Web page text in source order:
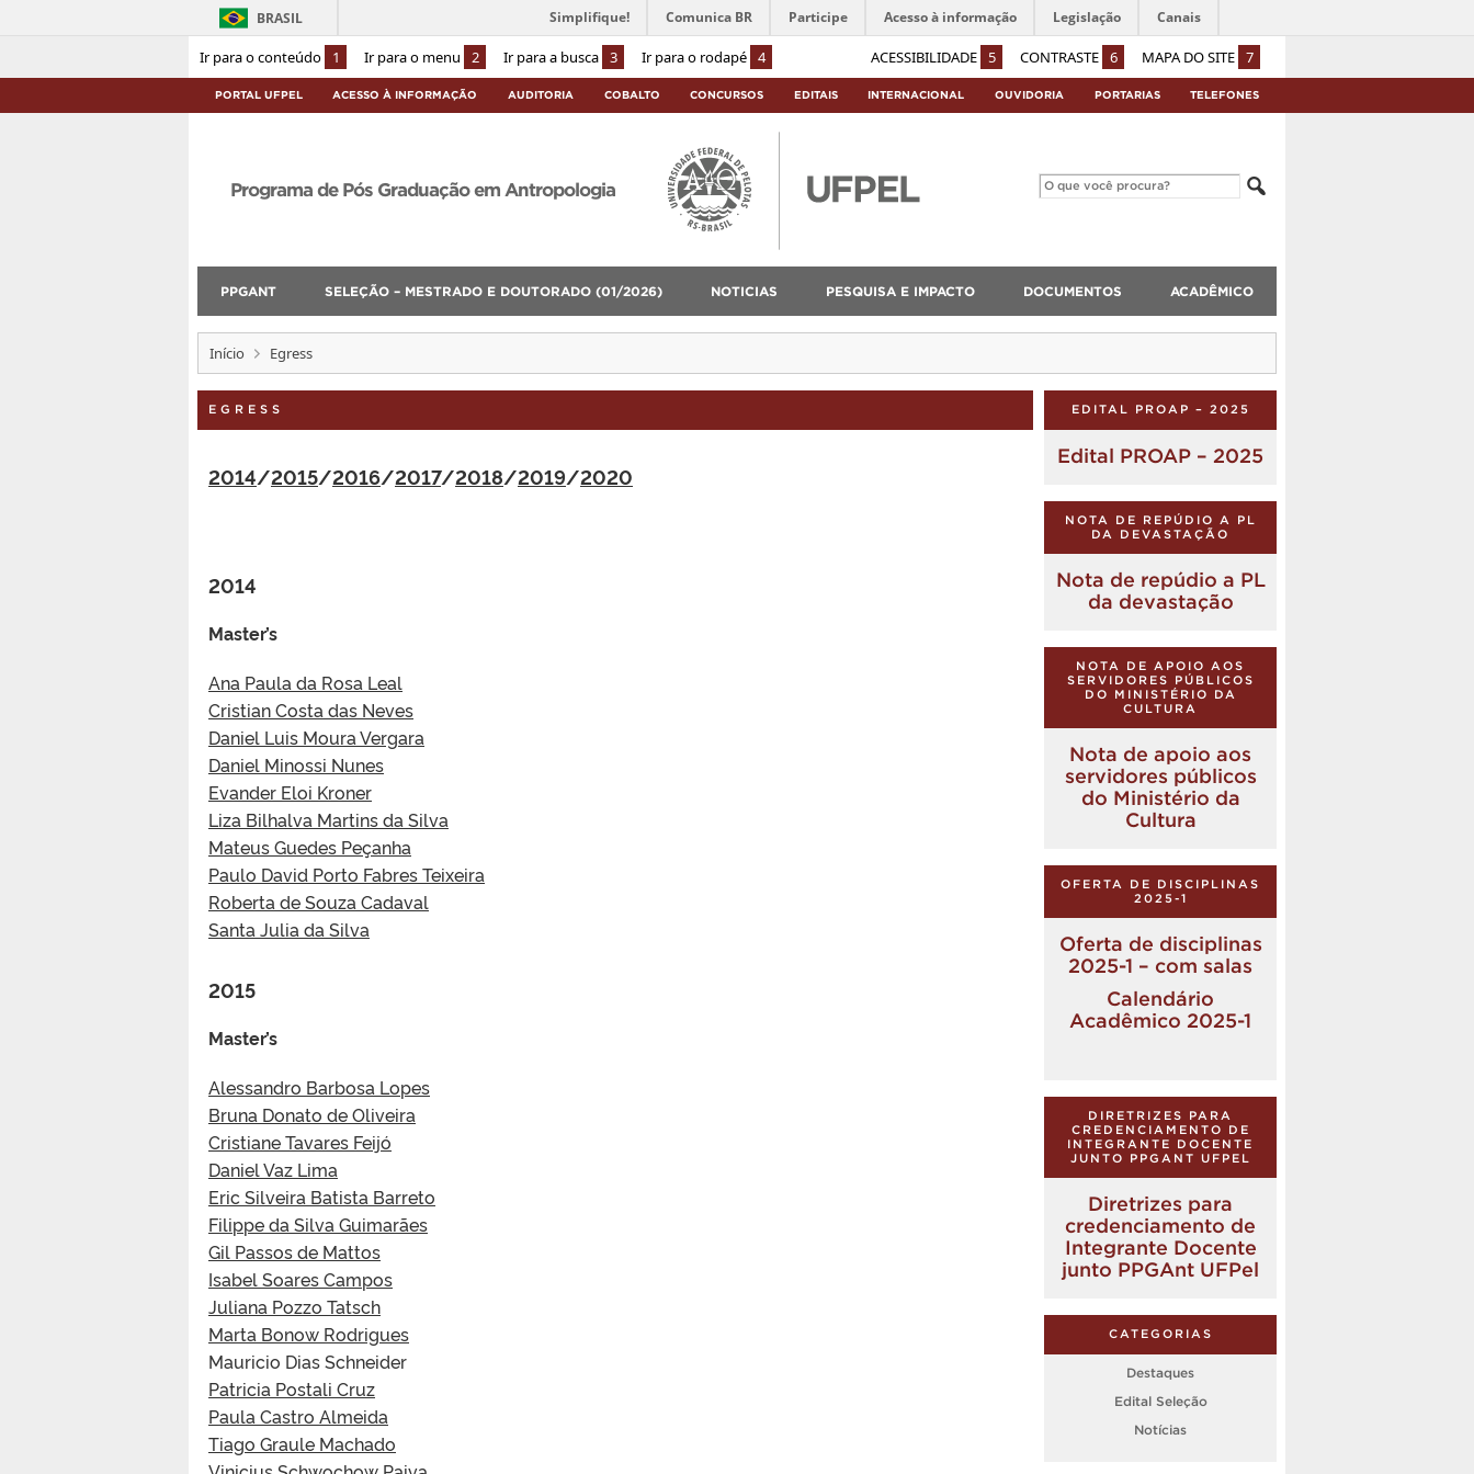
Ir para o conteúdo 1 Ir para o menu 2 Ir para a busca 3 Ir para o rodapé 4 ACESSIBILIDADE 5 CONTRASTE 6 MAPA DO SITE 7
BRASIL Simplifique! Comunica BR Participe Acesso à informação Legislação Canais
PORTAL UFPEL ACESSO À INFORMAÇÃO AUDITORIA COBALTO CONCURSOS EDITAIS INTERNACIONAL OUVIDORIA PORTARIAS TELEFONES
Programa de Pós Graduação em Antropologia
PPGANT SELEÇÃO – MESTRADO E DOUTORADO (01/2026) NOTICIAS PESQUISA E IMPACTO DOCUMENTOS ACADÊMICO
Início Egress
EGRESS
2014/2015/2016/2017/2018/2019/2020
2014
Master’s
Ana Paula da Rosa Leal
Cristian Costa das Neves
Daniel Luis Moura Vergara
Daniel Minossi Nunes
Evander Eloi Kroner
Liza Bilhalva Martins da Silva
Mateus Guedes Peçanha
Paulo David Porto Fabres Teixeira
Roberta de Souza Cadaval
Santa Julia da Silva
2015
Master’s
Alessandro Barbosa Lopes
Bruna Donato de Oliveira
Cristiane Tavares Feijó
Daniel Vaz Lima
Eric Silveira Batista Barreto
Filippe da Silva Guimarães
Gil Passos de Mattos
Isabel Soares Campos
Juliana Pozzo Tatsch
Marta Bonow Rodrigues
Mauricio Dias Schneider
Patricia Postali Cruz
Paula Castro Almeida
Tiago Graule Machado
EDITAL PROAP – 2025
Edital PROAP – 2025
NOTA DE REPÚDIO A PL
DA DEVASTAÇÃO
Nota de repúdio a PL
da devastação
NOTA DE APOIO AOS
SERVIDORES PÚBLICOS
DO MINISTÉRIO DA
CULTURA
Nota de apoio aos
servidores públicos
do Ministério da
Cultura
OFERTA DE DISCIPLINAS
2025-1
Oferta de disciplinas
2025-1 – com salas
Calendário
Acadêmico 2025-1
DIRETRIZES PARA
CREDENCIAMENTO DE
INTEGRANTE DOCENTE
JUNTO PPGANT UFPEL
Diretrizes para
credenciamento de
Integrante Docente
junto PPGAnt UFPel
CATEGORIAS
Destaques
Edital Seleção
Notícias